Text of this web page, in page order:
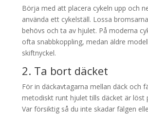
Börja med att placera cykeln upp och
använda ett cykelställ. Lossa
behövs och ta av hjulet. På moderna
ofta snabbkoppling, medan äldre
skiftnyckel.
2. Ta bort däcket
För in däckavtagarna mellan däck och
metodiskt runt hjulet tills däcket är löst
Var försiktig så du inte skadar fälgen